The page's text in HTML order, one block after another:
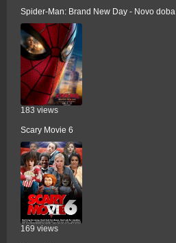
Spider-Man: Brand New Day - Novo doba
183 views
Scary Movie 6
169 views